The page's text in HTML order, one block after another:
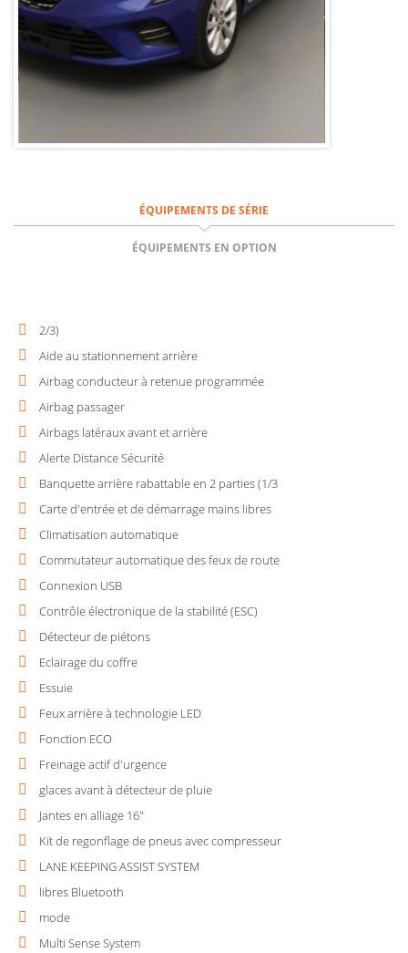
ÉQUIPEMENTS DE SÉRIE
ÉQUIPEMENTS EN OPTION
2/3)
Aide au stationnement arrière
Airbag conducteur à retenue programmée
Airbag passager
Airbags latéraux avant et arrière
Alerte Distance Sécurité
Banquette arrière rabattable en 2 parties (1/3
Carte d'entrée et de démarrage mains libres
Climatisation automatique
Commutateur automatique des feux de route
Connexion USB
Contrôle électronique de la stabilité (ESC)
Détecteur de piétons
Eclairage du coffre
Essuie
Feux arrière à technologie LED
Fonction ECO
Freinage actif d'urgence
glaces avant à détecteur de pluie
Jantes en alliage 16"
Kit de regonflage de pneus avec compresseur
LANE KEEPING ASSIST SYSTEM
libres Bluetooth
mode
Multi Sense System